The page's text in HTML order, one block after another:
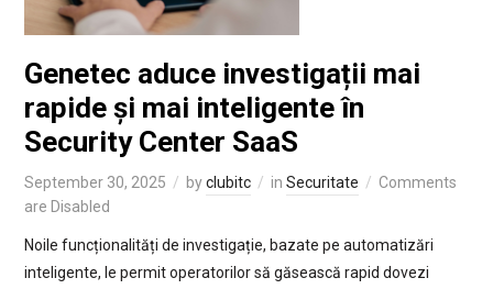
Genetec aduce investigații mai
rapide și mai inteligente în
Security Center SaaS
September 30, 2025 byclubitc in Securitate
Comments
are Disabled
Noile funcționalități de investigație, bazate pe automatizări
inteligente, le permit operatorilor să găsească rapid dovezi